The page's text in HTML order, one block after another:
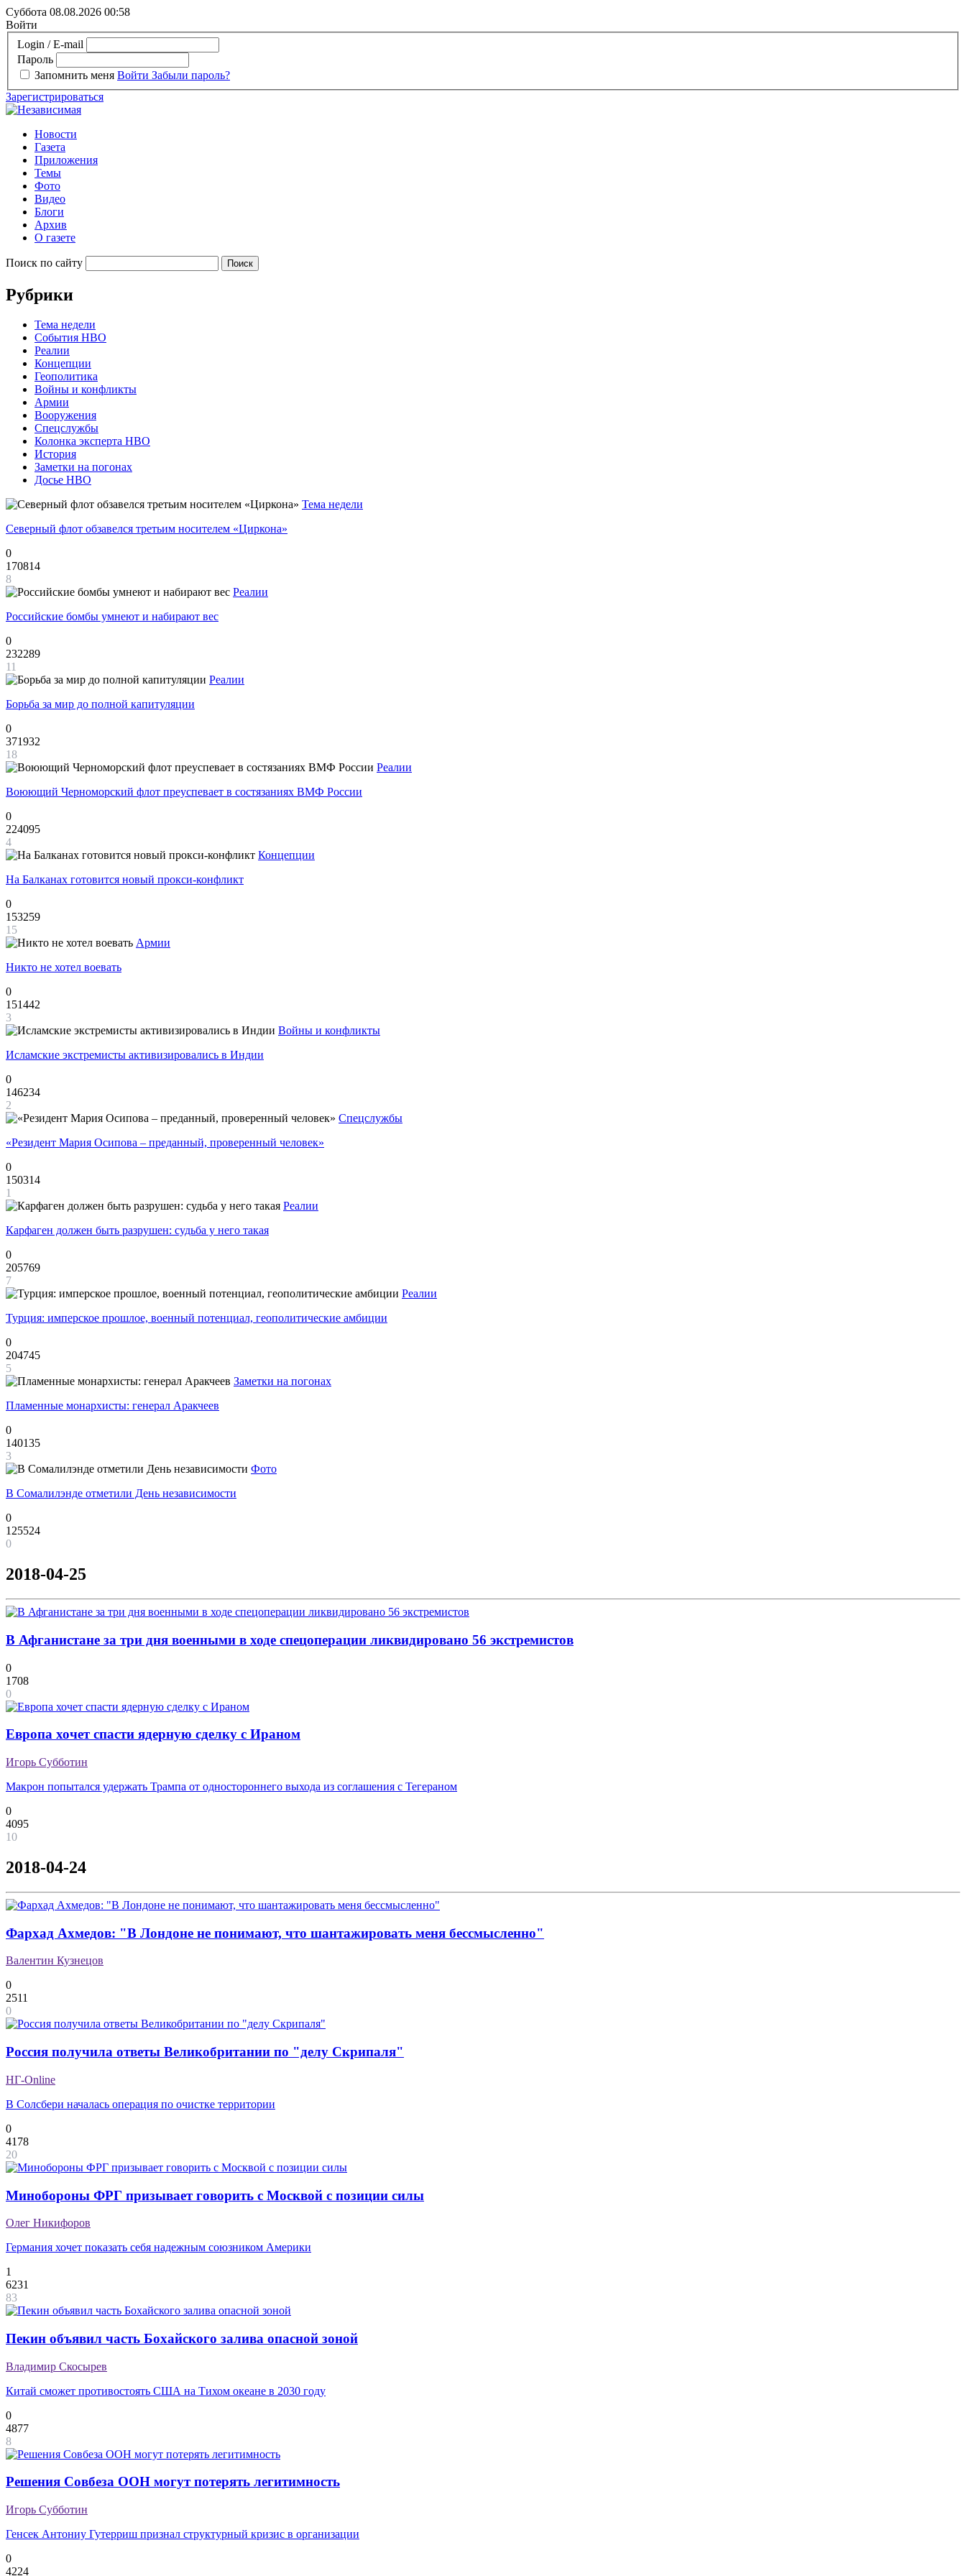
Суббота 08.08.2026 00:58
Войти
Login / E-mail
Пароль
Запомнить меня Войти Забыли пароль?
Зарегистрироваться
Новости
Газета
Приложения
Темы
Фото
Видео
Блоги
Архив
О газете
Поиск по сайту
Рубрики
Тема недели
События НВО
Реалии
Концепции
Геополитика
Войны и конфликты
Армии
Вооружения
Спецслужбы
Колонка эксперта НВО
История
Заметки на погонах
Досье НВО
Тема недели
Северный флот обзавелся третьим носителем «Циркона»
0
170814
8
Реалии
Российские бомбы умнеют и набирают вес
0
232289
11
Реалии
Борьба за мир до полной капитуляции
0
371932
18
Реалии
Воюющий Черноморский флот преуспевает в состязаниях ВМФ России
0
224095
4
Концепции
На Балканах готовится новый прокси-конфликт
0
153259
15
Армии
Никто не хотел воевать
0
151442
3
Войны и конфликты
Исламские экстремисты активизировались в Индии
0
146234
2
Спецслужбы
«Резидент Мария Осипова – преданный, проверенный человек»
0
150314
1
Реалии
Карфаген должен быть разрушен: судьба у него такая
0
205769
7
Реалии
Турция: имперское прошлое, военный потенциал, геополитические амбиции
0
204745
5
Заметки на погонах
Пламенные монархисты: генерал Аракчеев
0
140135
3
Фото
В Сомалилэнде отметили День независимости
0
125524
0
2018-04-25
В Афганистане за три дня военными в ходе спецоперации ликвидировано 56 экстремистов
0
1708
0
Европа хочет спасти ядерную сделку с Ираном
Игорь Субботин
Макрон попытался удержать Трампа от одностороннего выхода из соглашения с Тегераном
0
4095
10
2018-04-24
Фархад Ахмедов: "В Лондоне не понимают, что шантажировать меня бессмысленно"
Валентин Кузнецов
0
2511
0
Россия получила ответы Великобритании по "делу Скрипаля"
НГ-Online
В Солсбери началась операция по очистке территории
0
4178
20
Минобороны ФРГ призывает говорить с Москвой с позиции силы
Олег Никифоров
Германия хочет показать себя надежным союзником Америки
1
6231
83
Пекин объявил часть Бохайского залива опасной зоной
Владимир Скосырев
Китай сможет противостоять США на Тихом океане в 2030 году
0
4877
8
Решения Совбеза ООН могут потерять легитимность
Игорь Субботин
Генсек Антониу Гутерриш признал структурный кризис в организации
0
4224